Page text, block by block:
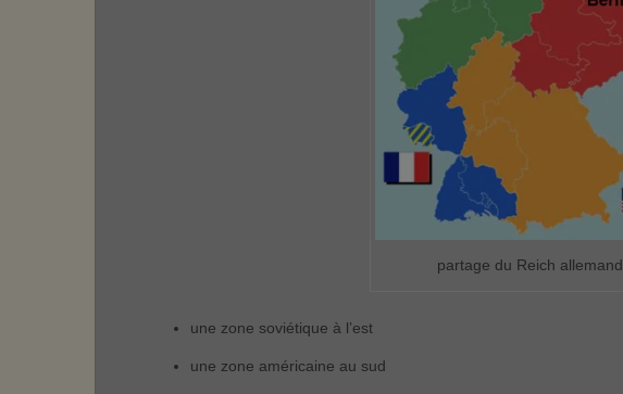
partage du Reich allemand
une zone soviétique à l’est
une zone américaine au sud